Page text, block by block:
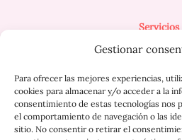
Gestionar
Para ofrecer las mejores experiencias,
cookies para almacenar y/o acceder a la
consentimiento de estas tecnologías nos
el comportamiento de navegación o las
sitio. No consentir o retirar el
Servicios
Terapia para
Terapia infantil/
Terapia de
Terapia